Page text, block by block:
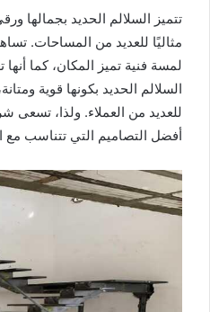
تتميز السلالم الحديد بجمالها
مثاليًا للعديد من المساحات.
لمسة فنية تميز المكان، كما أنها
السلالم الحديد بكونها قوية
للعديد من العملاء. ولذا، تسعى
أفضل التصاميم التي تتناسب مع